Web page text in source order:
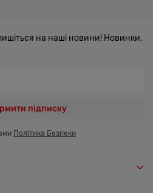
на наші новини! Новинки,
підписку
Політика Безпеки